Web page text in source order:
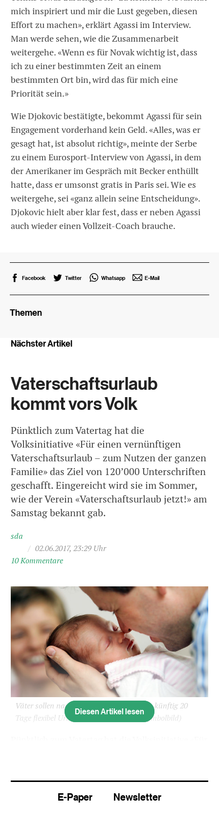
mich inspiriert und mir die Lust gegeben, diesen
Effort zu machen», erklärt Agassi im Interview.
Man werde sehen, wie die Zusammenarbeit
weitergehe. «Wenn es für Novak wichtig ist, dass
ich zu einer bestimmten Zeit an einem
bestimmten Ort bin, wird das für mich eine
Priorität sein.»
Wie Djokovic bestätigte, bekommt Agassi für sein
Engagement vorderhand kein Geld. «Alles, was er
gesagt hat, ist absolut richtig», meinte der Serbe
zu einem Eurosport-Interview von Agassi, in dem
der Amerikaner im Gespräch mit Becker enthüllt
hatte, dass er umsonst gratis in Paris sei. Wie es
weitergehe, sei «ganz allein seine Entscheidung».
Djokovic hielt aber klar fest, dass er neben Agassi
auch wieder einen Vollzeit-Coach brauche.
Facebook Twitter Whatsapp E-Mail
Themen
Nächster Artikel
Vaterschaftsurlaub
kommt vors Volk
Pünktlich zum Vatertag hat die
Volksinitiative «Für einen vernünftigen
Vaterschaftsurlaub – zum Nutzen der ganzen
Familie» das Ziel von 120’000 Unterschriften
geschafft. Eingereicht wird sie im Sommer,
wie der Verein «Vaterschaftsurlaub jetzt!» am
Samstag bekannt gab.
sda
/ 02.06.2017, 23:29 Uhr
10 Kommentare
Väter sollen nach der Geburt ihres Kindes künftig 20
Tage flexibel Urlaub beziehen können. (Symbolbild)
Unterschriften geschafft. Eingereicht wird sie im
Sommer, wie der Verein «Vaterschaftsurlaub
Diesen Artikel lesen
E-Paper Newsletter